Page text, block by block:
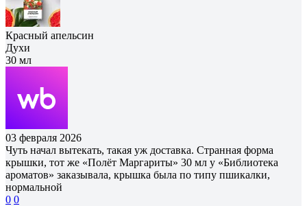
Красный апельсин
Духи
30 мл
03 февраля 2026
Чуть начал вытекать, такая уж доставка. Странная форма
крышки, тот же «Полёт Маргариты» 30 мл у «Библиотека
ароматов» заказывала, крышка была по типу пшикалки,
нормальной
0 0